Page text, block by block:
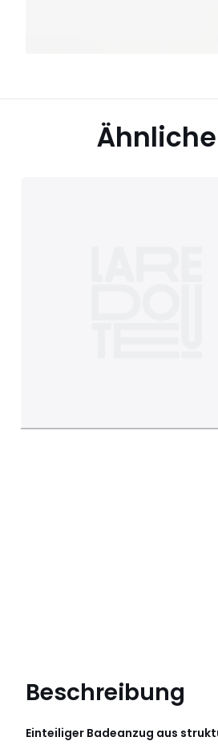
Beschreibung
Einteiliger Badeanzug aus